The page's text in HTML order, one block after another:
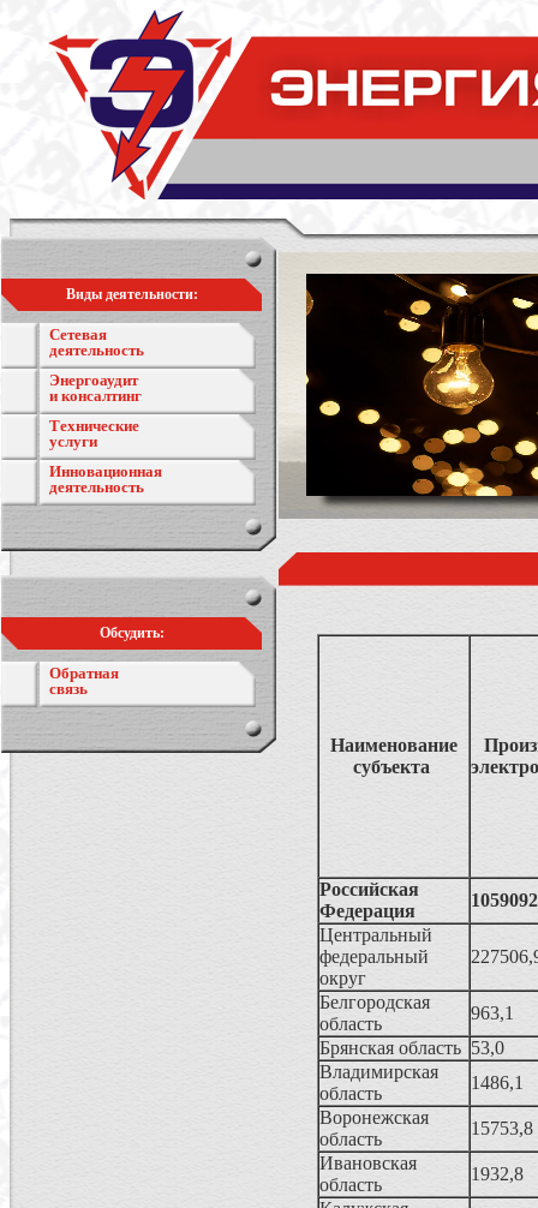
Виды деятельности:
Сетевая
деятельность
Энергоаудит
и консалтинг
Технические
услуги
Инновационная
деятельность
Обсудить:
Обратная
связь
Наименование
субъекта
Российская
Федерация
Центральный
федеральный
округ
Белгородская
область
963,1
Брянская область 53,0
Владимирская
область
1486,1
Воронежская
область
15753,8
Ивановская
область
1932,8